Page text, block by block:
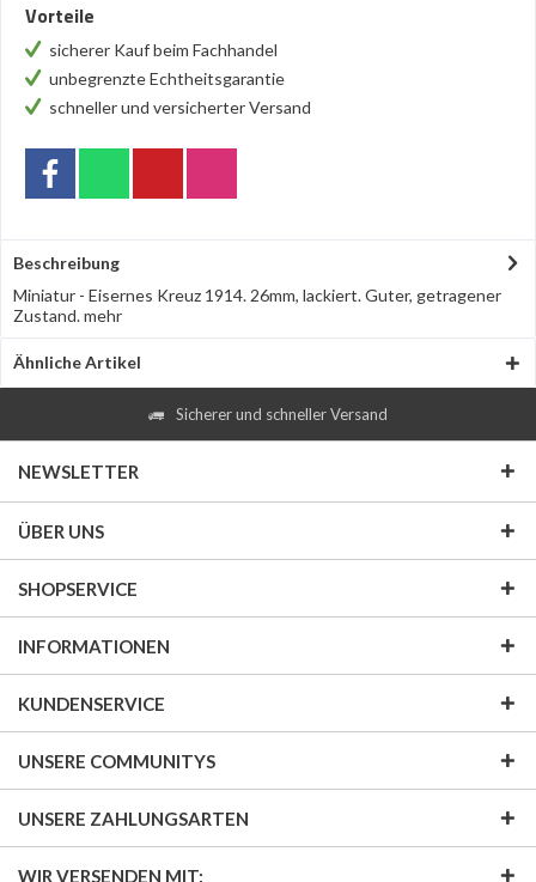
Vorteile
sicherer Kauf beim Fachhandel
unbegrenzte Echtheitsgarantie
schneller und versicherter Versand
Beschreibung
Miniatur - Eisernes Kreuz 1914. 26mm, lackiert. Guter, getragener
Zustand.mehr
Ähnliche Artikel
Sicherer und schneller Versand
NEWSLETTER
ÜBER UNS
SHOPSERVICE
INFORMATIONEN
KUNDENSERVICE
UNSERE COMMUNITYS
UNSERE ZAHLUNGSARTEN
WIR VERSENDEN MIT: